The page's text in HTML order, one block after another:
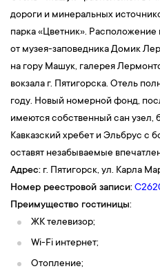
дороги и минеральных
парка «Цветник».
от музея-заповедника Домик
на гору Машук, галерея
вокзала г. Пятигорска. Отель
году. Новый номерной фонд,
имеются собственный сан
Кавказский хребет и Эльбрус с
оставят незабываемые
Адрес: г. Пятигорск, ул. Карла
Номер реестровой записи:
Преимущество гостиницы:
ЖК телевизор;
Wi-Fi интернет;
Отопление;